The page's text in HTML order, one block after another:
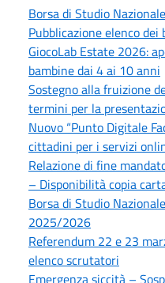
Borsa di Studio
Pubblicazione elenco dei
GiocoLab Estate 2026:
bambine dai 4 ai 10 anni
Sostegno alla fruizione
termini per la
Nuovo “Punto Digitale
cittadini per i servizi
Relazione di fine
– Disponibilità copia
Borsa di Studio
2025/2026
Referendum 22 e 23
elenco scrutatori
Emergenza siccità –